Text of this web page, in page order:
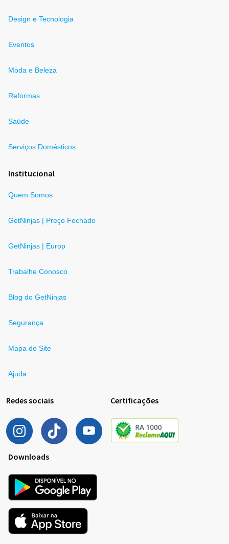
Design e Tecnologia
Eventos
Moda e Beleza
Reformas
Saúde
Serviços Domésticos
Institucional
Quem Somos
GetNinjas | Preço Fechado
GetNinjas | Europ
Trabalhe Conosco
Blog do GetNinjas
Segurança
Mapa do Site
Ajuda
Redes sociais Certificações
Downloads